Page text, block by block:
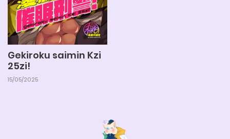
Gekiroku saimin Kzi
25zi!
15/05/2025